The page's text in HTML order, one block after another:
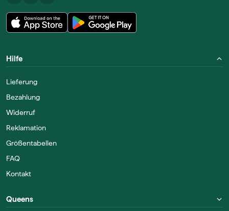
Hilfe
Lieferung
Bezahlung
Widerruf
Reklamation
Größentabellen
FAQ
Kontakt
Queens